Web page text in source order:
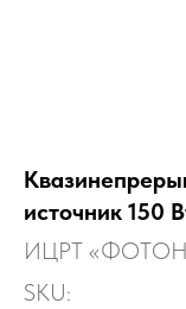
источник
ИЦРТ
SKU: